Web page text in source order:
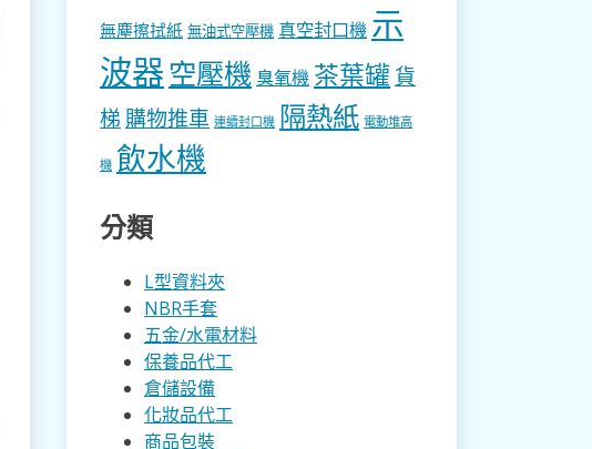
無塵擦拭紙 無油式空壓機 真空封口機 示
波器 空壓機 臭氧機 茶葉罐 貨
梯 購物推車 連續封口機 隔熱紙 電動堆高
機 飲水機
分類
L型資料夾
NBR手套
五金/水電材料
保養品代工
倉儲設備
化妝品代工
商品包裝